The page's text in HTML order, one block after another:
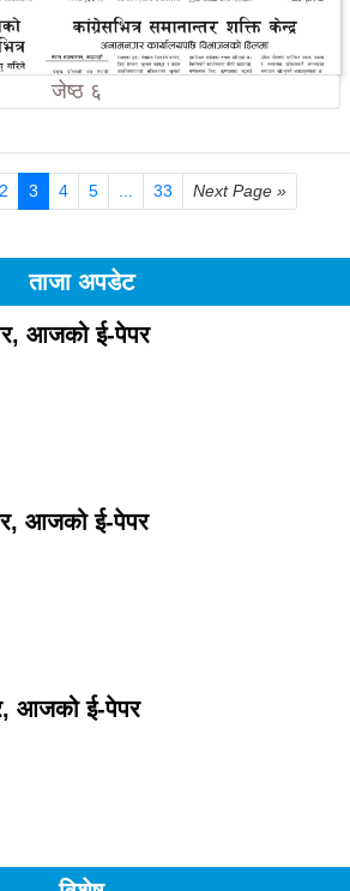
जेष्ठ ६
2 3 4 5 ... 33 Next Page »
ताजा अपडेट
आजको ई-पेपर
आजको ई-पेपर
आजको ई-पेपर